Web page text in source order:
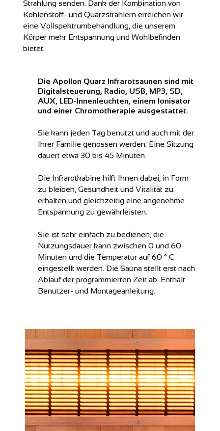
Strahlung senden. Dank der Kombination von
Kohlenstoff- und Quarzstrahlern erreichen wir
eine Vollspektrumbehandlung, die unserem
Körper mehr Entspannung und Wohlbefinden
bietet.
Die Apollon Quarz Infrarotsaunen sind mit
Digitalsteuerung, Radio, USB, MP3, SD,
AUX, LED-Innenleuchten, einem Ionisator
und einer Chromotherapie ausgestattet.
Sie kann jeden Tag benutzt und auch mit der
Ihrer Familie genossen werden: Eine Sitzung
dauert etwa 30 bis 45 Minuten.
Die Infrarotkabine hilft Ihnen dabei, in Form
zu bleiben, Gesundheit und Vitalität zu
erhalten und gleichzeitig eine angenehme
Entspannung zu gewährleisten.
Sie ist sehr einfach zu bedienen, die
Nutzungsdauer kann zwischen 0 und 60
Minuten und die Temperatur auf 60 ° C
eingestellt werden. Die Sauna stellt erst nach
Ablauf der programmierten Zeit ab. Enthält
Benutzer- und Montageanleitung.